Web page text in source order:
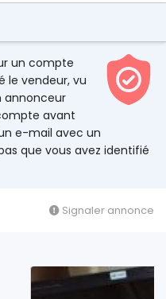
un compte
le vendeur, vu
annonceur
avant
e-mail avec un
que vous avez identifié
Signaler annonce